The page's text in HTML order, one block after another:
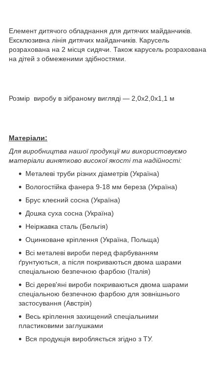
Елемент дитячого обладнання для дитячих майданчиків.
Ексклюзивна лінія дитячих майданчиків. Карусель
розрахована на 2 місця сидячи. Також карусель розрахована
на дітей з обмеженими здібностями.
Розмір виробу в зібраному вигляді — 2,0х2,0х1,1 м
Матеріали:
Для виробництва нашої продукції ми використовуємо
матеріали винятково високої якості та надійності:
Металеві труби різних діаметрів (Україна)
Вологостійка фанера 9-18 мм береза (Україна)
Брус клеєний сосна (Україна)
Дошка суха сосна (Україна)
Неіржавка сталь (Бельгія)
Оцинковане кріплення (Україна, Польща)
Всі металеві вироби перед фарбуванням
ґрунтуються, а після покриваються двома шарами
спеціальною безпечною фарбою (Італія)
Всі дерев'яні вироби покриваються двома шарами
спеціальною безпечною фарбою для зовнішнього
застосування (Австрія)
Весь кріплення захищений спеціальними
пластиковими заглушками
Вся продукція виробляється згідно з ТУ.